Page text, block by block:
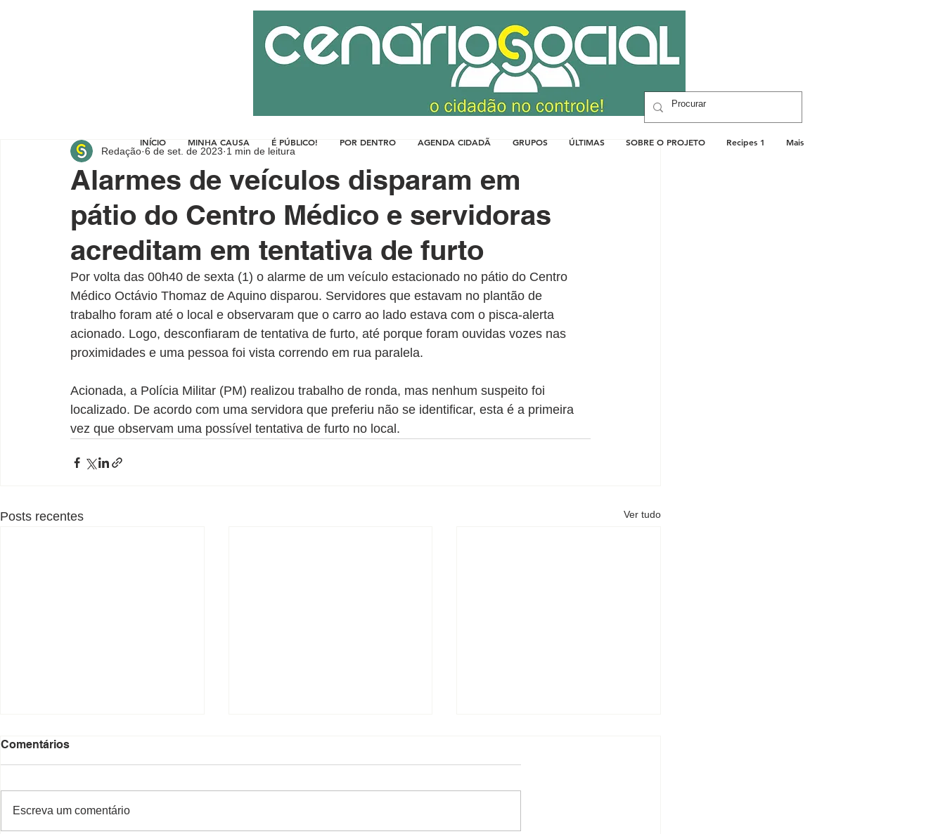
Alarmes de veículos disparam em
pátio do Centro Médico e servidoras
acreditam em tentativa de furto
Redação 6 de set. de 2023 1 min de leitura
Por volta das 00h40 de sexta (1) o alarme de um veículo estacionado no pátio do Centro
Médico Octávio Thomaz de Aquino disparou. Servidores que estavam no plantão de
trabalho foram até o local e observaram que o carro ao lado estava com o pisca-alerta
acionado. Logo, desconfiaram de tentativa de furto, até porque foram ouvidas vozes nas
proximidades e uma pessoa foi vista correndo em rua paralela.
Acionada, a Polícia Militar (PM) realizou trabalho de ronda, mas nenhum suspeito foi
localizado. De acordo com uma servidora que preferiu não se identificar, esta é a primeira
vez que observam uma possível tentativa de furto no local.
Posts recentes Ver tudo
Comentários
Escreva um comentário
INÍCIO MINHA CAUSA É PÚBLICO! POR DENTRO AGENDA CIDADÃ GRUPOS ÚLTIMAS SOBRE O PROJETO Recipes 1 Mais